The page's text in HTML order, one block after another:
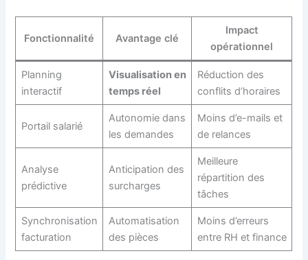
Fonctionnalité Avantage clé
Impact
opérationnel
Planning
interactif
Visualisation en
temps réel
Réduction des
conflits d’horaires
Portail salarié
Autonomie dans
les demandes
Moins d’e-mails et
de relances
Analyse
prédictive
Anticipation des
surcharges
Meilleure
répartition des
tâches
Synchronisation
facturation
Automatisation
des pièces
Moins d’erreurs
entre RH et finance